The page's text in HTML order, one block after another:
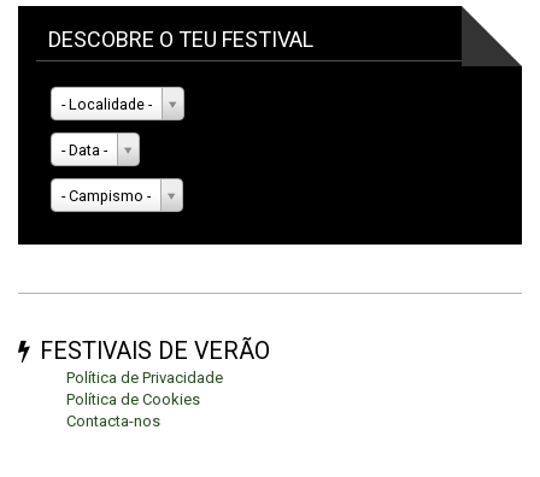
DESCOBRE O TEU FESTIVAL
- Localidade -
- Data -
- Campismo -
FESTIVAIS DE VERÃO
Política de Privacidade
Política de Cookies
Contacta-nos